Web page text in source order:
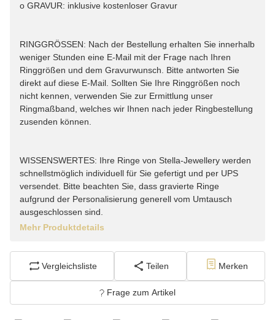
o GRAVUR: inklusive kostenloser Gravur
RINGGRÖSSEN: Nach der Bestellung erhalten Sie innerhalb
weniger Stunden eine E-Mail mit der Frage nach Ihren
Ringgrößen und dem Gravurwunsch. Bitte antworten Sie
direkt auf diese E-Mail. Sollten Sie Ihre Ringgrößen noch
nicht kennen, verwenden Sie zur Ermittlung unser
Ringmaßband, welches wir Ihnen nach jeder Ringbestellung
zusenden können.
WISSENSWERTES: Ihre Ringe von Stella-Jewellery werden
schnellstmöglich individuell für Sie gefertigt und per UPS
versendet. Bitte beachten Sie, dass gravierte Ringe
aufgrund der Personalisierung generell vom Umtausch
ausgeschlossen sind.
Mehr Produktdetails
Vergleichsliste Teilen Merken
Frage zum Artikel